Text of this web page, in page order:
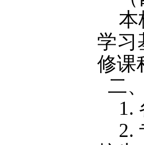
本
学习
修课
二
1.
2.